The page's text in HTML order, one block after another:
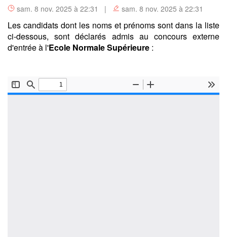
sam. 8 nov. 2025 à 22:31 | sam. 8 nov. 2025 à 22:31
Les candidats dont les noms et prénoms sont dans la liste
ci-dessous, sont déclarés admis au concours externe
d'entrée à l'Ecole Normale Supérieure :